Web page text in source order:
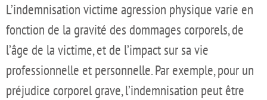
L’indemnisation victime agression physique varie en
fonction de la gravité des dommages corporels, de
l’âge de la victime, et de l’impact sur sa vie
professionnelle et personnelle. Par exemple, pour un
préjudice corporel grave, l’indemnisation peut être